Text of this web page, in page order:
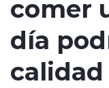
Tendencias
comer
día